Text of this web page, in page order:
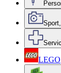
LEGO